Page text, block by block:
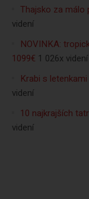
Thajsko za málo
videní
NOVINKA:
1099€ 1 026x videní
Krabi s
videní
10 najkrajších
videní